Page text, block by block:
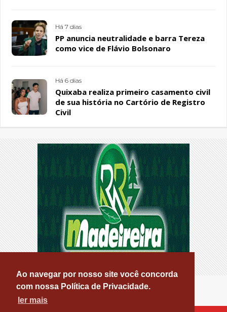
Ao navegar por nosso site você concorda
com nossa Política de Privacidade.
ler mais
Há 7 dias
PP anuncia neutralidade e barra Tereza
como vice de Flávio Bolsonaro
Há 6 dias
Quixaba realiza primeiro casamento civil
de sua história no Cartório de Registro
Civil